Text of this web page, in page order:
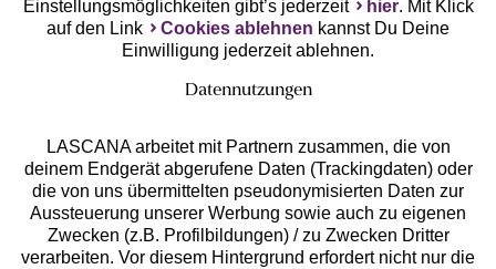
Services
Beratung
Einstellungsmöglichkeiten gibt’s jederzeit
hier. Mit Klick
auf den Link
Cookies ablehnen kannst Du Deine
Einwilligung jederzeit ablehnen.
Datennutzungen
LASCANA arbeitet mit Partnern zusammen, die von
deinem Endgerät abgerufene Daten (Trackingdaten) oder
die von uns übermittelten pseudonymisierten Daten zur
Aussteuerung unserer Werbung sowie auch zu eigenen
Zwecken (z.B. Profilbildungen) / zu Zwecken Dritter
verarbeiten. Vor diesem Hintergrund erfordert nicht nur die